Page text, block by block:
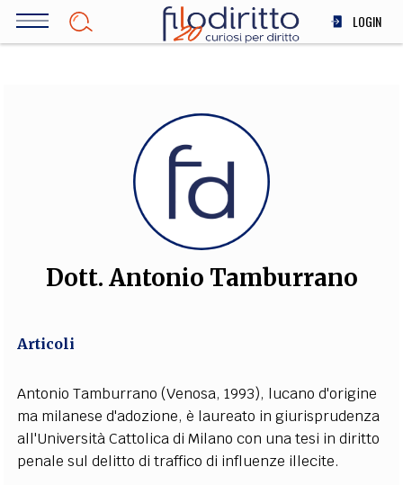
Salta
LOGIN
SOCIETÀ
MEDICINA
SCIENZA
STORIA E FILOSOFIA
INNOVAZIONE
ALTRO
FILODIRITTO
EXTRA
CODICI RUBRICHE LIBRI PROCEEDINGS PUBBLICITÀ CONTATTI
Dott. Antonio Tamburrano
Articoli
Antonio Tamburrano (Venosa, 1993), lucano d'origine
ma milanese d'adozione, è laureato in giurisprudenza
all'Università Cattolica di Milano con una tesi in diritto
penale sul delitto di traffico di influenze illecite.